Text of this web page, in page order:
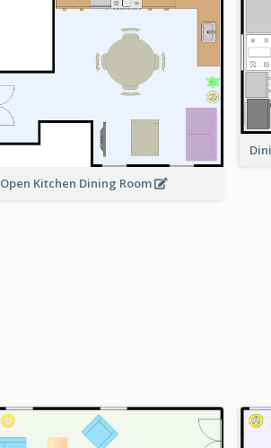
Open Kitchen Dining Room